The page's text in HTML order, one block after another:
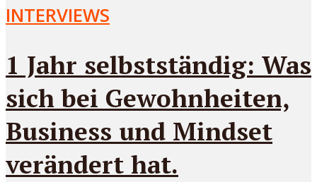
INTERVIEWS
1 Jahr selbstständig: Was
sich bei Gewohnheiten,
Business und Mindset
verändert hat.